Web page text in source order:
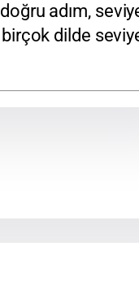
adım,
dilde